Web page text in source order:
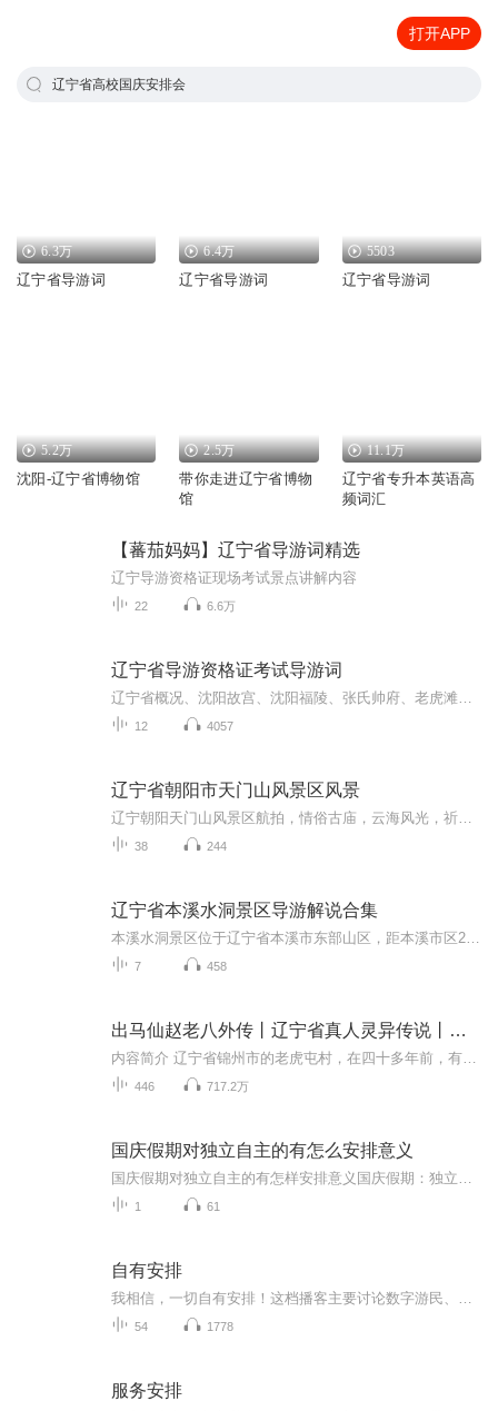
打开APP
辽宁省高校国庆安排会
6.3万
辽宁省导游词
6.4万
辽宁省导游词
5503
辽宁省导游词
5.2万
沈阳-辽宁省博物馆
2.5万
带你走进辽宁省博物
馆
11.1万
辽宁省专升本英语高
频词汇
【蕃茄妈妈】辽宁省导游词精选
辽宁导游资格证现场考试景点讲解内容
22 6.6万
辽宁省导游资格证考试导游词
12 4057
辽宁省朝阳市天门山风景区风景
38 244
辽宁省本溪水洞景区导游解说合集
7 458
出马仙赵老八外传丨辽宁省真人灵异传说丨同名短剧即将上线丨柱子演播
446 717.2万
国庆假期对独立自主的有怎么安排意义
1 61
自有安排
54 1778
服务安排